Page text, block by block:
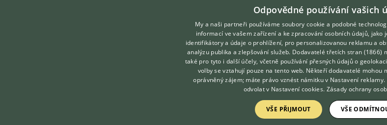
KONTAKT DO REDAKCE
DOMOVSKÁ STRÁNKA
INZERCE
DISKUSE
O nás
Kontakt
Možnosti
Zpracování
Odpovědné používání vašich
My a naši partneři používáme soubory cookie a podobné
informací ve vašem zařízení a ke zpracování osobních údajů, jako
identifikátory a údaje o prohlížení, pro personalizovanou reklamu a
analýzu publika a zlepšování služeb. Dodavatelé třetích stran (1866)
také pro tyto i další účely, včetně používání přesných údajů o
volby se vztahují pouze na tento web. Někteří dodavatelé mohou
oprávněný zájem; máte právo vznést námitku v Nastavení reklamy.
odvolat v Nastavení cookies. Zásady ochrany
VŠE PŘIJMOUT VŠE